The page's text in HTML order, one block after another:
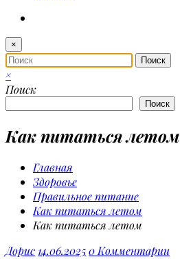
×
×
Поиск
Поиск
Как питаться летом
Главная
Здоровье
Правильное питание
Как питаться летом
Как питаться летом
Дорис 14.06.20250 Комментарии